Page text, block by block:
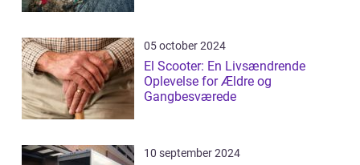
05 october 2024
El Scooter: En Livsændrende
Oplevelse for Ældre og
Gangbesværede
10 september 2024